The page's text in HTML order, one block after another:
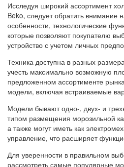
Исследуя широкий ассортимент
Beko, следует обратить внимание
особенности, технологические
которые позволяют покупателю
устройство с учетом личных
Техника доступна в разных
учесть максимально возможную
предложенном ассортименте
модели, включая встраиваемые
Модели бывают одно-, двух- и
типом размещения морозильной
а также могут иметь как
управление, что расширяет
Для уверенности в правильном
рассмотреть самые популярные